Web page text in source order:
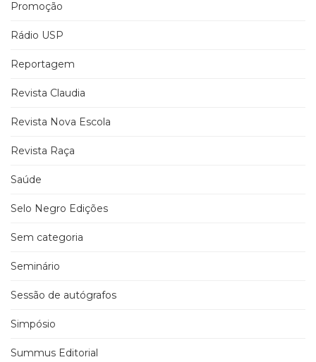
Promoção
Rádio USP
Reportagem
Revista Claudia
Revista Nova Escola
Revista Raça
Saúde
Selo Negro Edições
Sem categoria
Seminário
Sessão de autógrafos
Simpósio
Summus Editorial